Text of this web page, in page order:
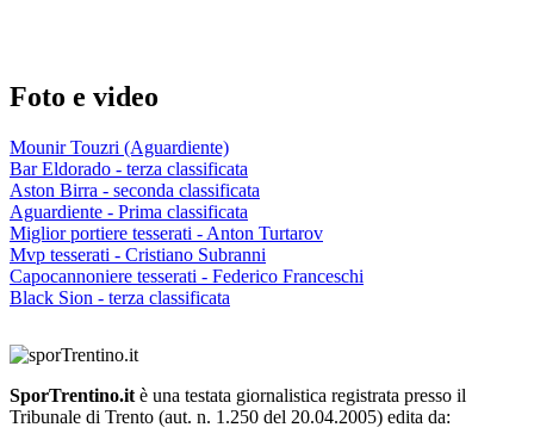
Foto e video
Mounir Touzri (Aguardiente)
Bar Eldorado - terza classificata
Aston Birra - seconda classificata
Aguardiente - Prima classificata
Miglior portiere tesserati - Anton Turtarov
Mvp tesserati - Cristiano Subranni
Capocannoniere tesserati - Federico Franceschi
Black Sion - terza classificata
SporTrentino.it è una testata giornalistica registrata presso il
Tribunale di Trento (aut. n. 1.250 del 20.04.2005) edita da: